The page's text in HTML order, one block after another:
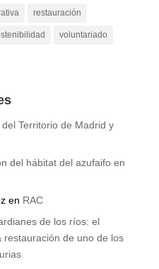
restauración
voluntariado
Territorio de Madrid y
del hábitat del azufaifo en
en RAC
de los ríos: el
restauración de uno de los